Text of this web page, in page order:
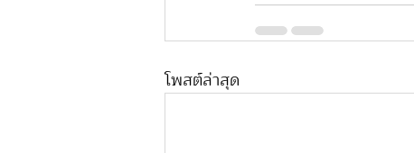
โพสต์ล่าสุด